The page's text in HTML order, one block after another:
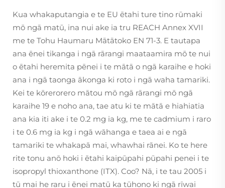
Kua whakaputangia e te EU ētahi ture tino rūmaki
mō ngā matū, ina nui ake ia tru REACH Annex XVII
me te Tohu Haumaru Mātātoko EN 71-3. E tautapa
ana ēnei tikanga i ngā rārangi maataamira mō te nui
o ētahi heremita pēnei i te mātā o ngā karaihe e hoki
ana i ngā taonga ākonga ki roto i ngā waha tamariki.
Kei te kōrerorero mātou mō ngā rārangi mō ngā
karaihe 19 e noho ana, tae atu ki te mātā e hiahiatia
ana kia iti ake i te 0.2 mg ia kg, me te cadmium i raro
i te 0.6 mg ia kg i ngā wāhanga e taea ai e ngā
tamariki te whakapā mai, whawhai rānei. Ko te here
rite tonu anō hoki i ētahi kaipūpahi pūpahi penei i te
isopropyl thioxanthone (ITX). Coo? Nā, i te tau 2005 i
tū mai he raru i ēnei matū ka tūhono ki ngā rīwai